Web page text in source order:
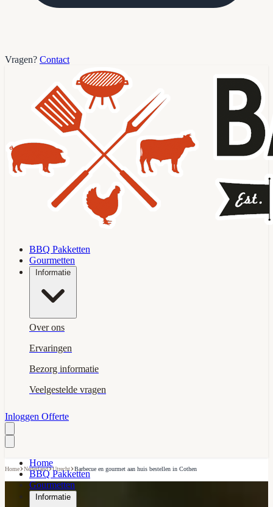
Vragen? Contact
BBQ Pakketten
Gourmetten
Informatie
Over ons
Ervaringen
Bezorg informatie
Veelgestelde vragen
Inloggen Offerte
Home
BBQ Pakketten
Gourmetten
Informatie
Home›Nederland›Utrecht›Barbecue en gourmet aan huis bestellen in Cothen